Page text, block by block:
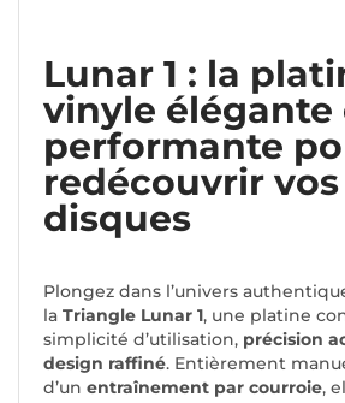
Lunar 1 : la
vinyle élégante
performante
redécouvrir vos
disques
Plongez dans l’univers
la Triangle Lunar 1, une platine
simplicité d’utilisation, précision
design raffiné. Entièrement
d’un entraînement par courroie,